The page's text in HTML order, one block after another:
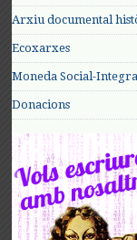
Arxiu documental
Ecoxarxes
Moneda Social-
Donacions